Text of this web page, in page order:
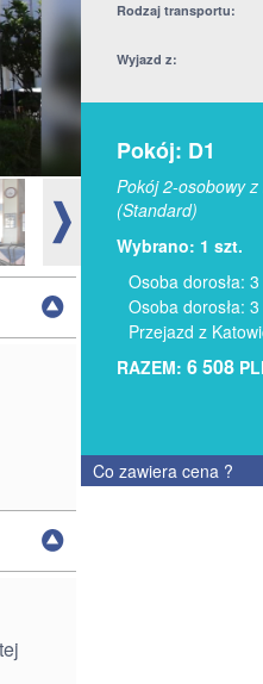
Rodzaj transportu
Wyjazd z
Pokój: D1
Pokój 2-osobowy
(Standard)
Wybrano: 1 szt.
Osoba dorosła:
Osoba dorosła:
Przejazd z
RAZEM: 6 508
Co zawiera cena ?